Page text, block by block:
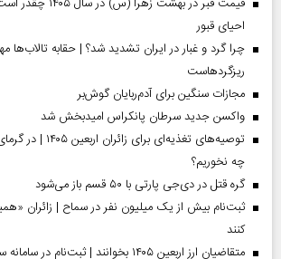
احیای قبور
چرا گرد و غبار در ایران تشدید شد؟ | حقابه تالاب‌ها
ریزگردهاست
مجازات سنگین برای آدم‌ربایان گوش‌بر
واکسن جدید سرطان پانکراس امیدبخش شد
توصیه‌های تغذیه‌ای
چه نخوریم؟
گره قتل در دی‌جی پارتی با ۵۰ قسم باز می‌شود
ثبت‌نام بیش از یک میلیون نفر در سماح | زائران
کنند
متقاضیان ارز اربعین ۱۴۰۵ بخوانند |